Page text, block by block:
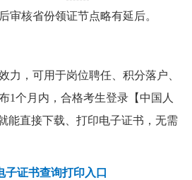
审核省份领证节点略有延后。
力，可用于岗位聘任、积分落户、
1个月内，合格考生登录【中国人
能直接下载、打印电子证书，无需
子证书查询打印入口